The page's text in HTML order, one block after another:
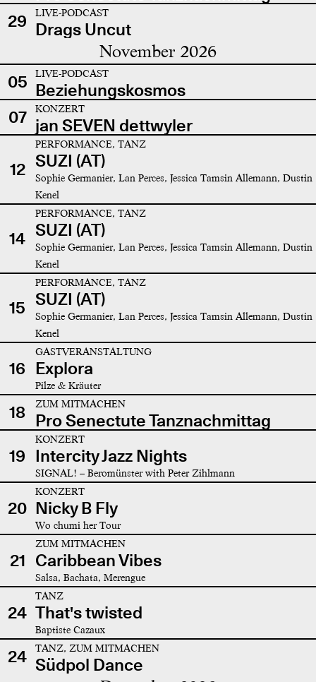
29
LIVE-PODCAST
Drags Uncut
November 2026
05 LIVE-PODCAST
Beziehungskosmos
07
KONZERT
jan SEVEN dettwyler
12
PERFORMANCE, TANZ
SUZI (AT)
Sophie Germanier, Lan Perces, Jessica Tamsin Allemann, Dustin
Kenel
14
PERFORMANCE, TANZ
SUZI (AT)
Sophie Germanier, Lan Perces, Jessica Tamsin Allemann, Dustin
Kenel
15
PERFORMANCE, TANZ
SUZI (AT)
Sophie Germanier, Lan Perces, Jessica Tamsin Allemann, Dustin
Kenel
16
GASTVERANSTALTUNG
Explora
Pilze & Kräuter
18 ZUM MITMACHEN
Pro Senectute Tanznachmittag
19
KONZERT
Intercity Jazz Nights
SIGNAL! – Beromünster with Peter Zihlmann
20
KONZERT
Nicky B Fly
Wo chumi her Tour
21
ZUM MITMACHEN
Caribbean Vibes
Salsa, Bachata, Merengue
24
TANZ
That's twisted
Baptiste Cazaux
24 TANZ, ZUM MITMACHEN
Südpol Dance